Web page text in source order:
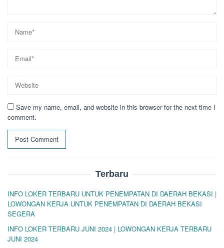
Save my name, email, and website in this browser for the next time I
comment.
Terbaru
INFO LOKER TERBARU UNTUK PENEMPATAN DI DAERAH BEKASI |
LOWONGAN KERJA UNTUK PENEMPATAN DI DAERAH BEKASI
SEGERA
INFO LOKER TERBARU JUNI 2024 | LOWONGAN KERJA TERBARU
JUNI 2024